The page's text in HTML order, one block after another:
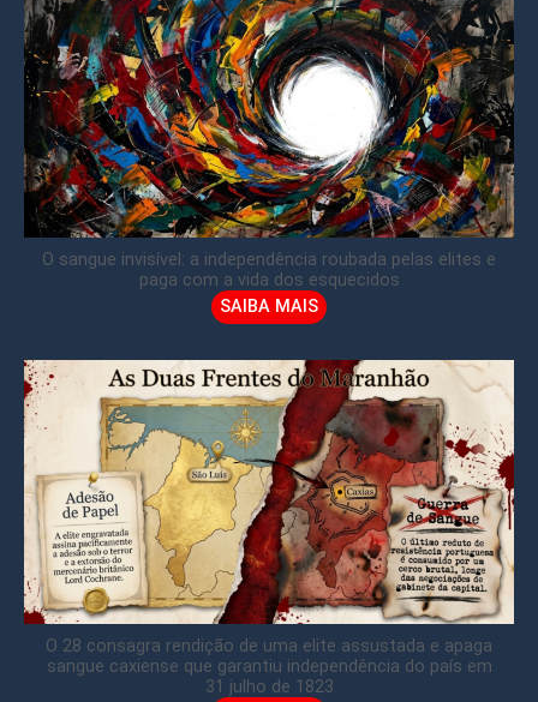
O sangue invisível: a independência roubada pelas elites e
paga com a vida dos esquecidos
SAIBA MAIS
O 28 consagra rendição de uma elite assustada e apaga
sangue caxiense que garantiu independência do país em
31 julho de 1823